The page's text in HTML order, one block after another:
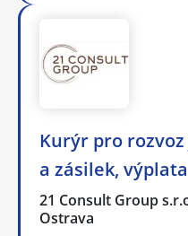
Kurýr pro
a zásilek,
21 Consult Group
Ostrava